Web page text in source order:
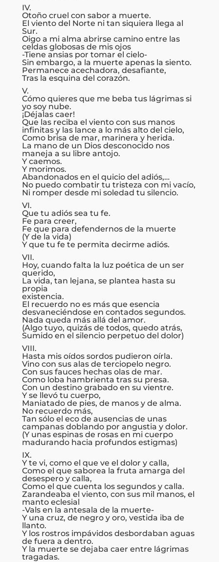
IV.
Otoño cruel con sabor a muerte.
El viento del Norte ni tan siquiera llega al
Sur.
Oigo a mi alma abrirse camino entre las
celdas globosas de mis ojos
-Tiene ansias por tomar el cielo-
Sin embargo, a la muerte apenas la siento.
Permanece acechadora, desafiante,
Tras la esquina del corazón.
V.
Cómo quieres que me beba tus lágrimas si
yo soy nube.
¡Déjalas caer!
Que las reciba el viento con sus manos
infinitas y las lance a lo más alto del cielo,
Como brisa de mar, marinera y herida.
La mano de un Dios desconocido nos
maneja a su libre antojo.
Y caemos.
Y morimos.
Abandonados en el quicio del adiós,…
No puedo combatir tu tristeza con mi vacío,
Ni romper desde mi soledad tu silencio.
VI.
Que tu adiós sea tu fe.
Fe para creer,
Fe que para defendernos de la muerte
(Y de la vida)
Y que tu fe te permita decirme adiós.
VII.
Hoy, cuando falta la luz poética de un ser
querido,
La vida, tan lejana, se plantea hasta su
propia
existencia.
El recuerdo no es más que esencia
desvaneciéndose en contados segundos.
Nada queda más allá del amor.
(Algo tuyo, quizás de todos, quedo atrás,
Sumido en el silencio perpetuo del dolor)
VIII.
Hasta mis oídos sordos pudieron oírla.
Vino con sus alas de terciopelo negro.
Con sus fauces hechas olas de mar.
Como loba hambrienta tras su presa.
Con un destino grabado en su vientre.
Y se llevó tu cuerpo,
Maniatado de pies, de manos y de alma.
No recuerdo más,
Tan sólo el eco de ausencias de unas
campanas doblando por angustia y dolor.
(Y unas espinas de rosas en mi cuerpo
madurando hacia profundos estigmas)
IX.
Y te vi, como el que ve el dolor y calla,
Como el que saborea la fruta amarga del
desespero y calla,
Como el que cuenta los segundos y calla.
Zarandeaba el viento, con sus mil manos, el
manto eclesial
-Vals en la antesala de la muerte-
Y una cruz, de negro y oro, vestida iba de
llanto.
Y los rostros impávidos desbordaban aguas
de fuera a dentro.
Y la muerte se dejaba caer entre lágrimas
tragadas.